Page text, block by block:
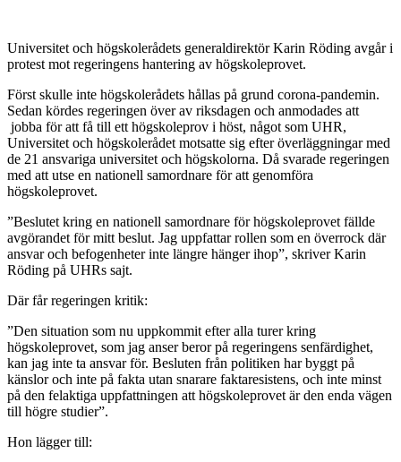
Universitet och högskolerådets generaldirektör Karin Röding avgår i
protest mot regeringens hantering av högskoleprovet.
Först skulle inte högskolerådets hållas på grund corona-pandemin.
Sedan kördes regeringen över av riksdagen och anmodades att
jobba för att få till ett högskoleprov i höst, något som UHR,
Universitet och högskolerådet motsatte sig efter överläggningar med
de 21 ansvariga universitet och högskolorna. Då svarade regeringen
med att utse en nationell samordnare för att genomföra
högskoleprovet.
”Beslutet kring en nationell samordnare för högskoleprovet fällde
avgörandet för mitt beslut. Jag uppfattar rollen som en överrock där
ansvar och befogenheter inte längre hänger ihop”, skriver Karin
Röding på UHRs sajt.
Där får regeringen kritik:
”Den situation som nu uppkommit efter alla turer kring
högskoleprovet, som jag anser beror på regeringens senfärdighet,
kan jag inte ta ansvar för. Besluten från politiken har byggt på
känslor och inte på fakta utan snarare faktaresistens, och inte minst
på den felaktiga uppfattningen att högskoleprovet är den enda vägen
till högre studier”.
Hon lägger till: